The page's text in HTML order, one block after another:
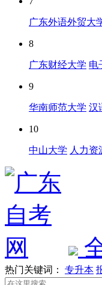
广东外语外贸大
8
广东财经大学 电
9
华南师范大学 汉
10
中山大学 人力资
热门关键词： 专升本